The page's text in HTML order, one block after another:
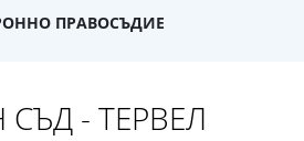
ПРАВОСЪДИЕ
- ТЕРВЕЛ